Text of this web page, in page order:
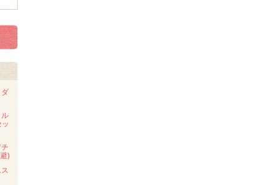
ダ
ル
)